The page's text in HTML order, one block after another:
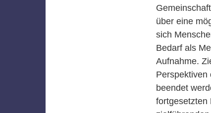
über eine
sich
Bedarf als
Aufnahme.
Perspektiven
beendet
fortgesetzten